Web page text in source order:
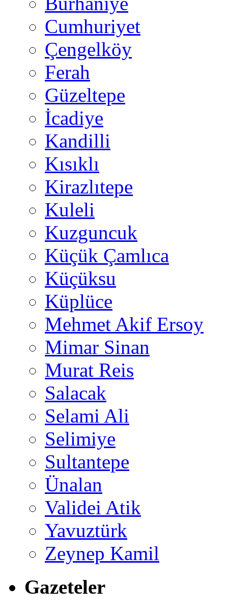
Cumhuriyet
Çengelköy
Ferah
Güzeltepe
İcadiye
Kandilli
Kısıklı
Kirazlıtepe
Kuleli
Kuzguncuk
Küçük Çamlıca
Küçüksu
Küplüce
Mehmet Akif Ersoy
Mimar Sinan
Murat Reis
Salacak
Selami Ali
Selimiye
Sultantepe
Ünalan
Validei Atik
Yavuztürk
Zeynep Kamil
Gazeteler